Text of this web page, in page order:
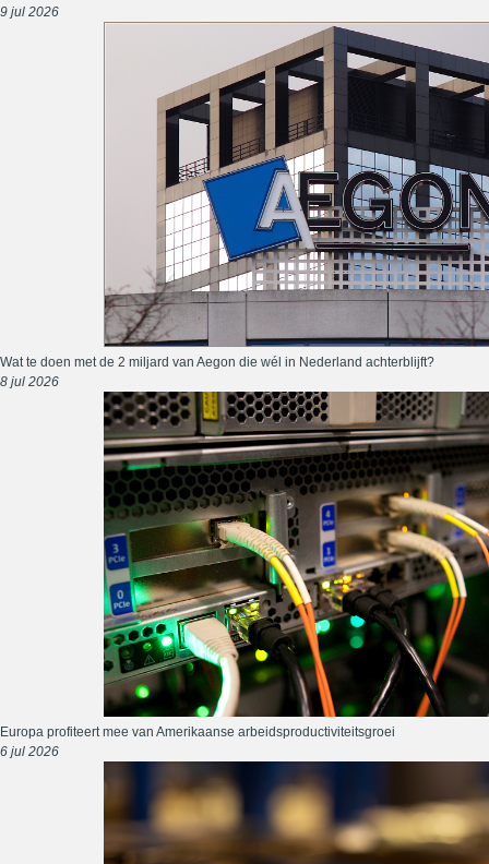
9 jul 2026
Wat te doen met de 2 miljard van Aegon die wél in Nederland achterblijft?
8 jul 2026
Europa profiteert mee van Amerikaanse arbeidsproductiviteitsgroei
6 jul 2026